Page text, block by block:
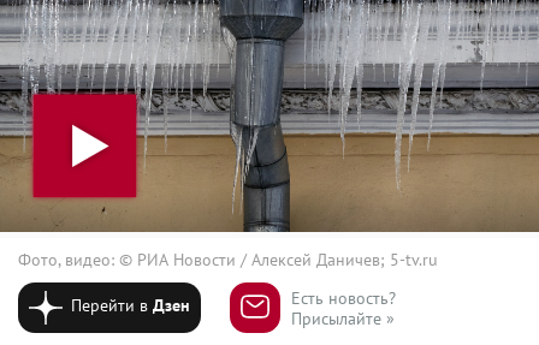
Фото, видео: © РИА Новости / Алексей Даничев; 5-tv.ru
Перейти вДзен
Есть новость?
Присылайте »